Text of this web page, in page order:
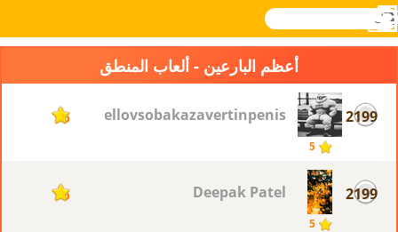
Novel
بحث
تسجيل
القائمة
أعظم البارعين - ألعاب المنطق
2199
5
kamazmazellovsobakazavertinpenis
5
2199
5
Deepak Patel
5